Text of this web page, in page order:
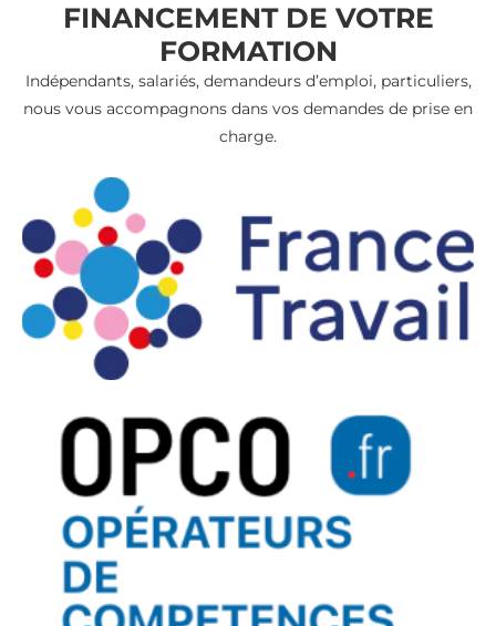
FINANCEMENT DE VOTRE
FORMATION
Indépendants, salariés, demandeurs d’emploi, particuliers,
nous vous accompagnons dans vos demandes de prise en
charge.